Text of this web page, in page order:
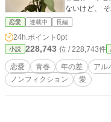
ないけど、 そ
私、莉紗の18
恋愛 連載中 長編
24h.ポイント 0pt
小説 228,743 位 / 228,743件
恋愛 青春 年の差 アル
ノンフィクション
愛